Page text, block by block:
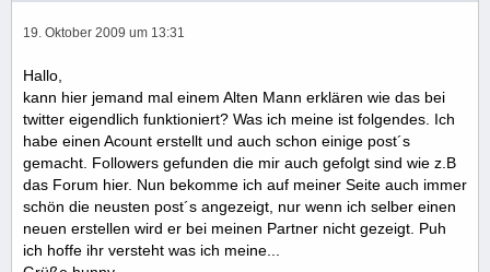
19. Oktober 2009 um 13:31
Hallo,
kann hier jemand mal einem Alten Mann erklären wie das bei
twitter eigendlich funktioniert? Was ich meine ist folgendes. Ich
habe einen Acount erstellt und auch schon einige post´s
gemacht. Followers gefunden die mir auch gefolgt sind wie z.B
das Forum hier. Nun bekomme ich auf meiner Seite auch immer
schön die neusten post´s angezeigt, nur wenn ich selber einen
neuen erstellen wird er bei meinen Partner nicht gezeigt. Puh
ich hoffe ihr versteht was ich meine...